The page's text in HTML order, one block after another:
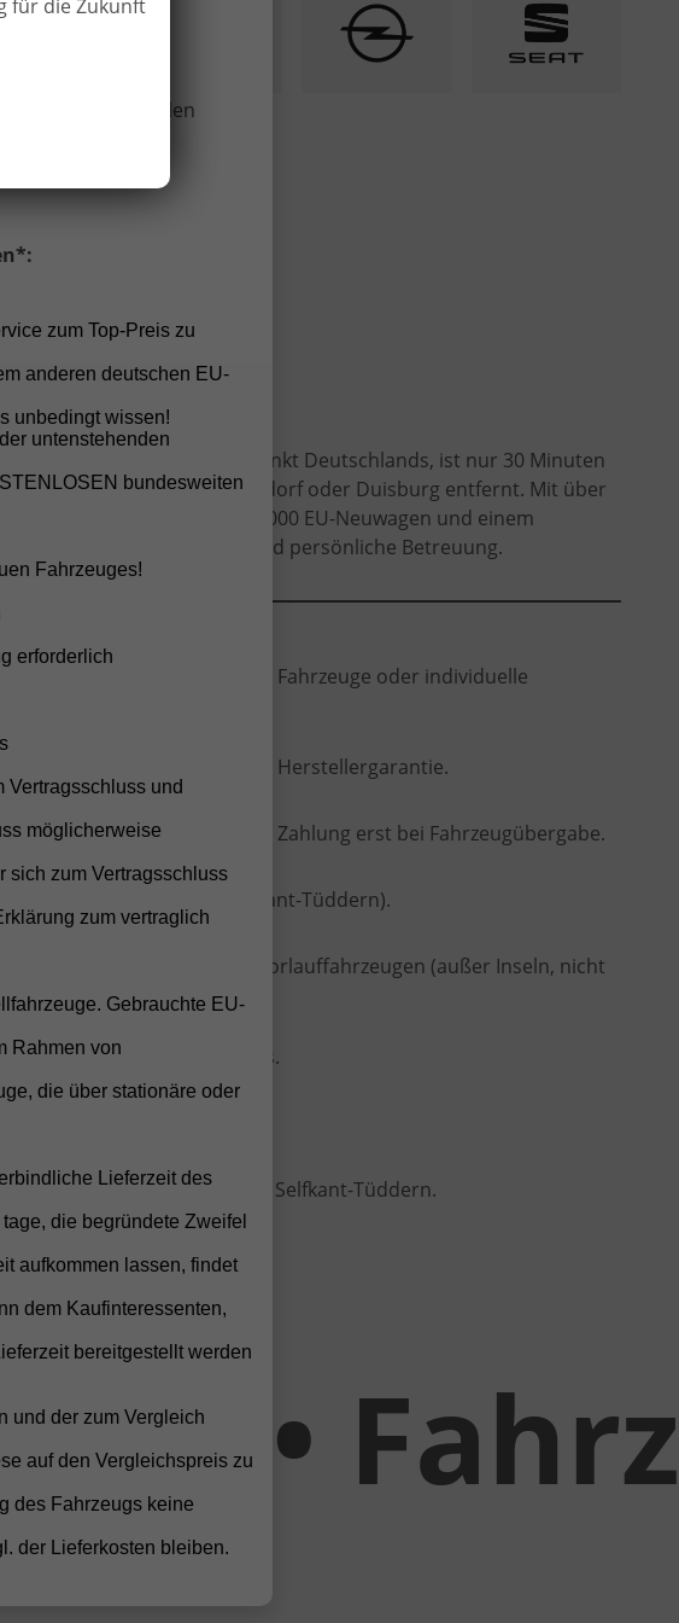
dem westlichsten Punkt Deutschlands, ist nur 30 Minuten
Stunde von Köln, Düsseldorf oder Duisburg entfernt. Mit über
Verkauf von über 2.000 EU-Neuwagen und einem
Qualität, Zuverlässigkeit und persönliche Betreuung.
und Modellen
kurzfristig lieferbare Fahrzeuge oder individuelle
Neuwagen
der UVP mit vollständiger Herstellergarantie.
Recht
ohne Anzahlung, Zahlung erst bei Fahrzeugübergabe.
im Preis enthalten (frei Selfkant-Tüddern).
Haustür bei Bestell- oder Vorlauffahrzeugen (außer Inseln, nicht
Ihres aktuellen Fahrzeugs.
günstigen Konditionen.
E-Mail oder vor Ort in Selfkant-Tüddern.
•
für die Zukunft
raten wir
professionellen
zum Top-Preis zu
anderen deutschen EU-
unbedingt wissen!
untenstehenden
bundesweiten
Fahrzeuges!
erforderlich
Vertragsschluss und
möglicherweise
sich zum Vertragsschluss
zum vertraglich
Gebrauchte EU-
Rahmen von
die über stationäre oder
Lieferzeit des
die begründete Zweifel
aufkommen lassen, findet
dem Kaufinteressenten,
bereitgestellt werden
und der zum Vergleich
auf den Vergleichspreis zu
des Fahrzeugs keine
der Lieferkosten bleiben.